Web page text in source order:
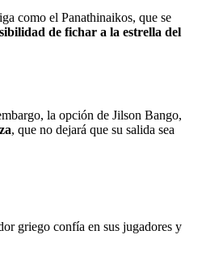
como el Panathinaikos, que se
de fichar a la estrella del
la opción de Jilson Bango,
, que no dejará que su salida sea
griego confía en sus jugadores y